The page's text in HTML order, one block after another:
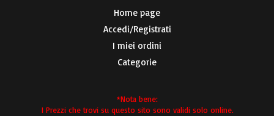
Home page
Accedi/Registrati
I miei ordini
Categorie
*Nota bene:
I Prezzi che trovi su questo sito sono validi solo online.